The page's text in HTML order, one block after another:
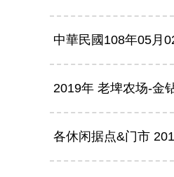
中華民國108年05月
2019年 老埤农场-金
各休闲据点&门市